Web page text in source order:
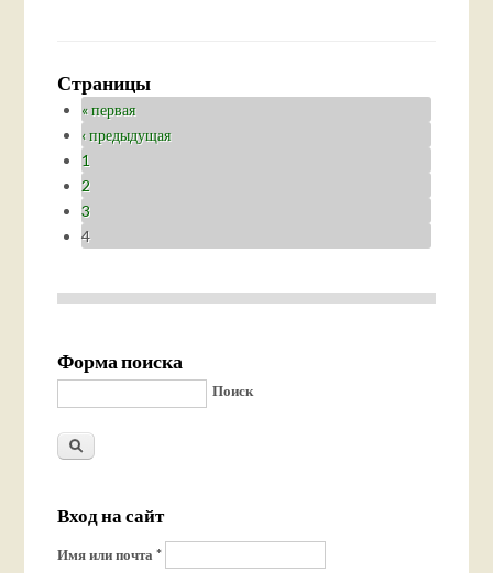
Страницы
« первая
‹ предыдущая
1
2
3
4
Форма поиска
Поиск
Вход на сайт
Имя или почта*